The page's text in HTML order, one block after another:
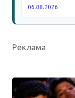
06.08.2026
Реклама